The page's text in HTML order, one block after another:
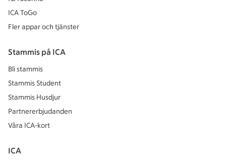
ICA ToGo
Fler appar och tjänster
Stammis på ICA
Bli stammis
Stammis Student
Stammis Husdjur
Partnererbjudanden
Våra ICA-kort
ICA